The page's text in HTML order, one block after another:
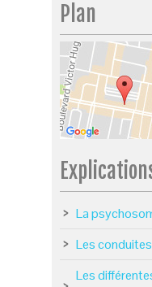
Plan
La
Les
Les